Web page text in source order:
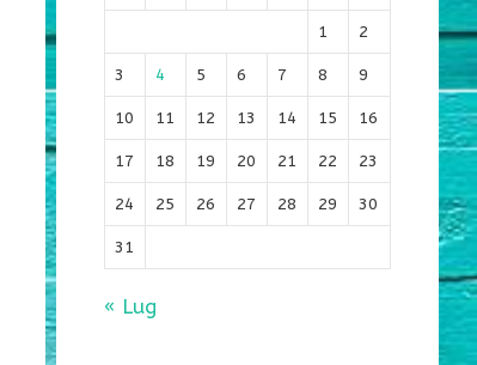
1 2
3 4 5 6 7 8 9
10 11 12 13 14 15 16
17 18 19 20 21 22 23
24 25 26 27 28 29 30
31
« Lug